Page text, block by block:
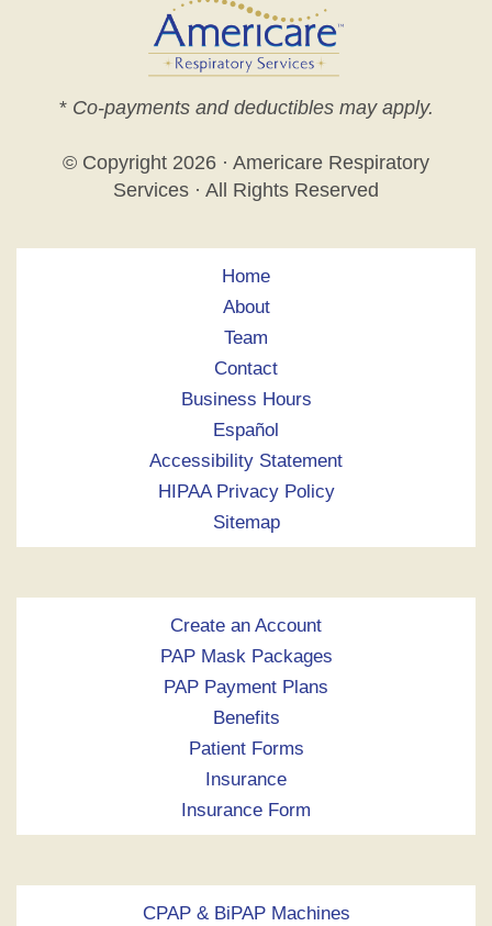
* Co-payments and deductibles may apply.
© Copyright 2026 · Americare Respiratory
Services · All Rights Reserved
Home
About
Team
Contact
Business Hours
Español
Accessibility Statement
HIPAA Privacy Policy
Sitemap
Create an Account
PAP Mask Packages
PAP Payment Plans
Benefits
Patient Forms
Insurance
Insurance Form
CPAP & BiPAP Machines